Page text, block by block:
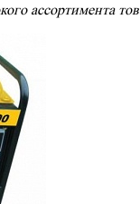
ассортимента